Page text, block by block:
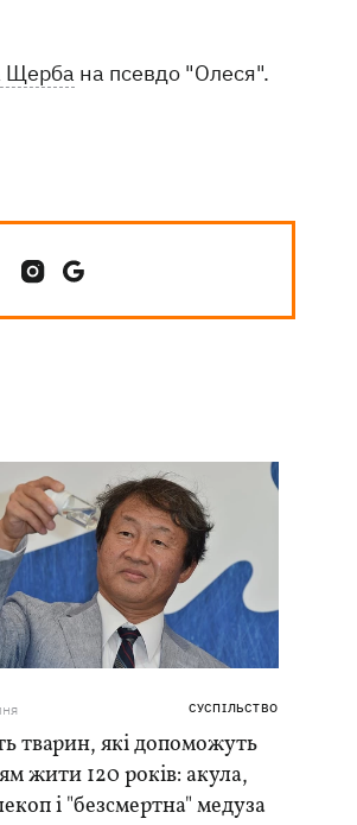
Щерба на псевдо "Олеся".
СУСПІЛЬСТВО
тварин, які допоможуть
жити 120 років: акула,
і "безсмертна" медуза